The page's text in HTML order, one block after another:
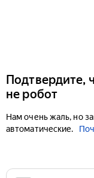
Подтвердите,
не робот
Нам очень жаль, но
автоматические.